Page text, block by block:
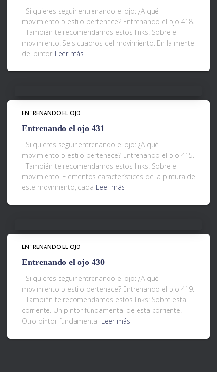
Si quieres seguir entrenando el ojo: ¿A qué
movimiento o estilo pertenece? Entrenando el ojo 418.
También te recomendamos estos links: Sobre el
movimiento. Seis cuadros del movimiento. En la mente
del pintor Leer más
ENTRENANDO EL OJO
Entrenando el ojo 431
Si quieres seguir entrenando el ojo: ¿A qué
movimiento o estilo pertenece? Entrenando el ojo 415.
También te recomendamos estos links: Sobre el
movimiento. Elementos característicos de la pintura de
este movimiento, cada Leer más
ENTRENANDO EL OJO
Entrenando el ojo 430
Si quieres seguir entrenando el ojo: ¿A qué
movimiento o estilo pertenece? Entrenando el ojo 419.
También te recomendamos estos links: Sobre esta
corriente. Un pintor fundamental de esta corriente.
Otro pintor fundamental Leer más